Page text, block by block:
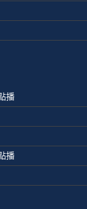
播
播